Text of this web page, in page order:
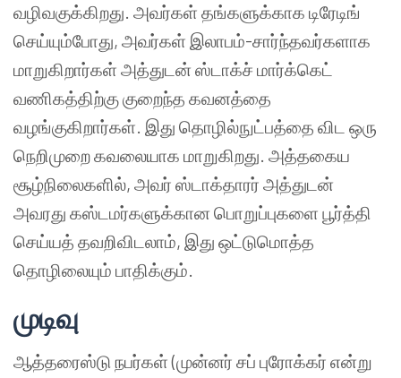
வழிவகுக்கிறது. அவர்கள் தங்களுக்காக டிரேடிங்
செய்யும்போது, அவர்கள் இலாபம்-சார்ந்தவர்களாக
மாறுகிறார்கள் அத்துடன் ஸ்டாக்ச் மார்க்கெட்
வணிகத்திற்கு குறைந்த கவனத்தை
வழங்குகிறார்கள். இது தொழில்நுட்பத்தை விட ஒரு
நெறிமுறை கவலையாக மாறுகிறது. அத்தகைய
சூழ்நிலைகளில், அவர் ஸ்டாக்தாரர் அத்துடன்
அவரது கஸ்டமர்களுக்கான பொறுப்புகளை பூர்த்தி
செய்யத் தவறிவிடலாம், இது ஒட்டுமொத்த
தொழிலையும் பாதிக்கும்.
முடிவு
ஆத்தரைஸ்டு நபர்கள் (முன்னர் சப் புரோக்கர் என்று